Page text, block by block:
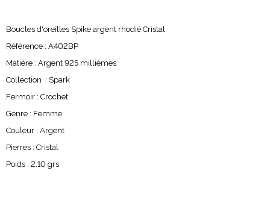
Boucles d'oreilles Spike argent rhodié Cristal
Référence : A402BP
Matière : Argent 925 millièmes
Collection : Spark
Fermoir : Crochet
Genre : Femme
Couleur : Argent
Pierres : Cristal
Poids : 2.10 grs